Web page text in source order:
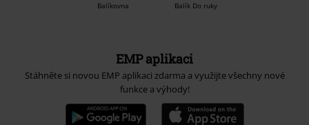
Balíkovna Balík Do ruky
EMP aplikaci
Stáhněte si novou EMP aplikaci zdarma a využijte všechny nové
funkce a výhody!